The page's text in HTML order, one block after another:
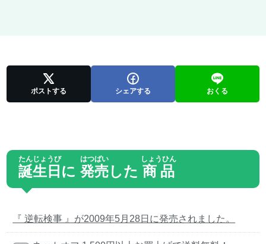
ポストする シェアする おくる
誕生日
たんじょうび
に発売
はつばい
した商品
しょうひん
『 逆転検事 』が2009年5月28日に発売されました。